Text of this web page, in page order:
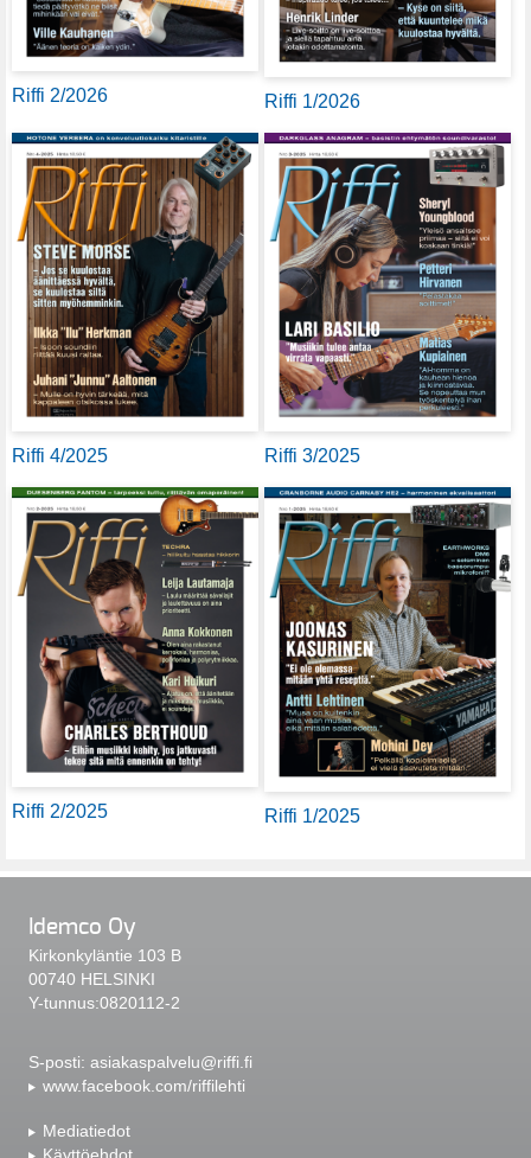
Riffi 2/2026 Riffi 1/2026
Riffi 4/2025 Riffi 3/2025
Riffi 2/2025 Riffi 1/2025
Idemco Oy
Kirkonkyläntie 103 B
00740 HELSINKI
Y-tunnus:0820112-2
S-posti: asiakaspalvelu@riffi.fi
www.facebook.com/riffilehti
Mediatiedot